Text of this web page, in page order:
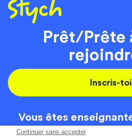
Continuer sans accepter
Prêt/Prête
Inscris-toi
Vous êtes
On recrute